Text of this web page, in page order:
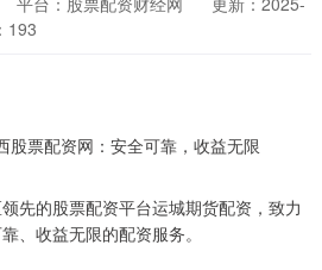
193
先的股票配资平台运城期货配资，致力
、收益无限的配资服务。